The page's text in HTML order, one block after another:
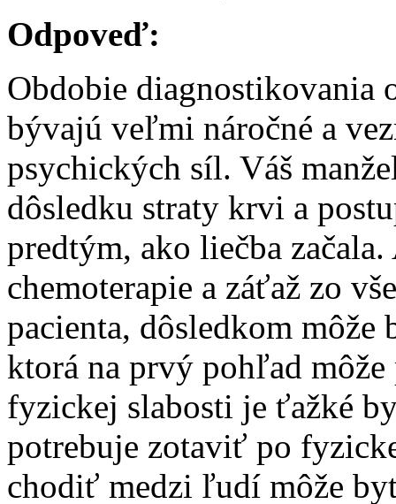
Odpoveď:
Obdobie diagnostikovania
bývajú veľmi náročné a
psychických síl. Váš
dôsledku straty krvi a
predtým, ako liečba
chemoterapie a záťaž zo
pacienta, dôsledkom
ktorá na prvý pohľad
fyzickej slabosti je ťažké
potrebuje zotaviť po
chodiť medzi ľudí môže